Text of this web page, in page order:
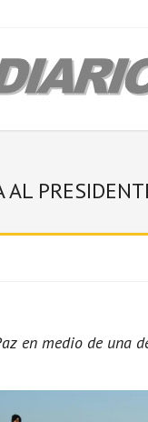
AL
en medio de una